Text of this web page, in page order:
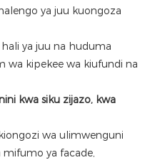
ya juu kuongoza
ya juu na huduma
wa kipekee wa kiufundi na
kwa siku zijazo, kwa
wa ulimwenguni
ya facade,